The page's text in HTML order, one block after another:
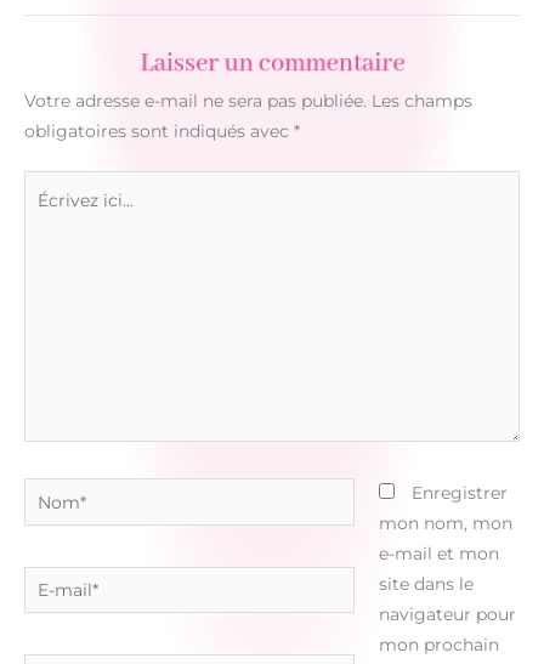
Laisser un commentaire
Votre adresse e-mail ne sera pas publiée. Les champs
obligatoires sont indiqués avec *
Nom*
E-
mail*
Enregistrer
mon nom, mon
e-mail et mon
site dans le
navigateur pour
mon prochain